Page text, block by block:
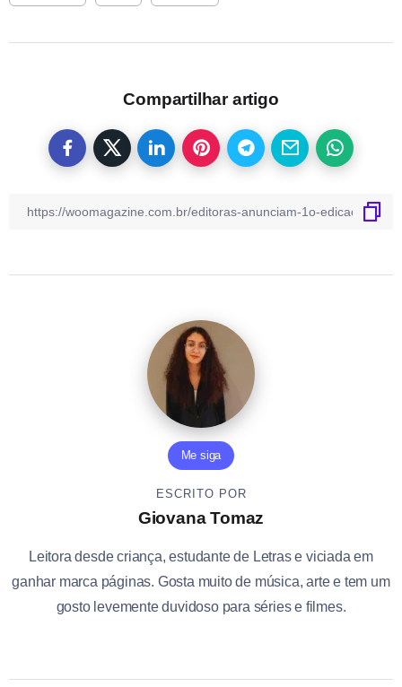
Compartilhar artigo
Me siga
ESCRITO POR
Giovana Tomaz
Leitora desde criança, estudante de Letras e viciada em
ganhar marca páginas. Gosta muito de música, arte e tem um
gosto levemente duvidoso para séries e filmes.